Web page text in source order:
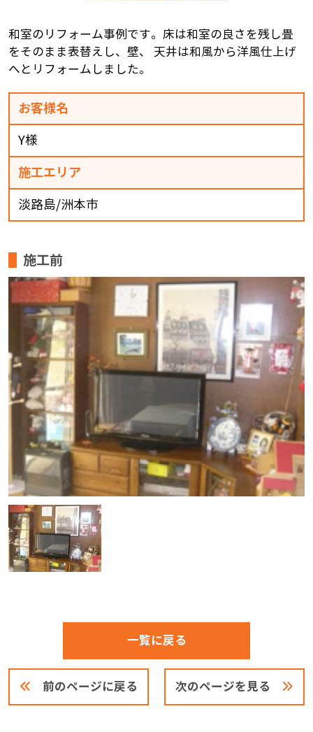
和室のリフォーム事例です。床は和室の良さを残し畳
をそのまま表替えし、壁、 天井は和風から洋風仕上げ
へとリフォームしました。
お客様名
Y様
施工エリア
淡路島/洲本市
施工前
前のページに戻る
一覧に戻る
次のページを見る